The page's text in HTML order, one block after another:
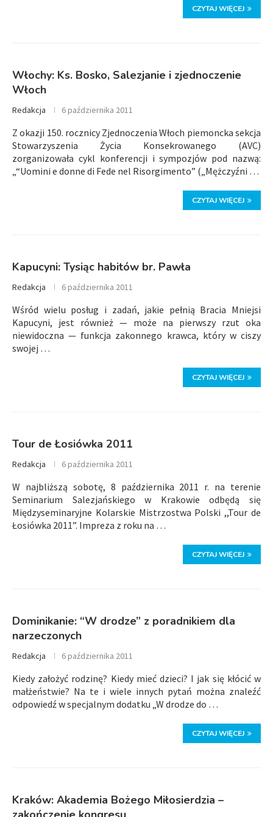
CZYTAJ WIĘCEJ
Włochy: Ks. Bosko, Salezjanie i zjednoczenie
Włoch
Redakcja 6 października 2011
Z okazji 150. rocznicy Zjednoczenia Włoch piemoncka sekcja
Stowarzyszenia Życia Konsekrowanego (AVC)
zorganizowała cykl konferencji i sympozjów pod nazwą:
„“Uomini e donne di Fede nel Risorgimento” („Mężczyźni …
CZYTAJ WIĘCEJ
Kapucyni: Tysiąc habitów br. Pawła
Redakcja 6 października 2011
Wśród wielu posług i zadań, jakie pełnią Bracia Mniejsi
Kapucyni, jest również — może na pierwszy rzut oka
niewidoczna — funkcja zakonnego krawca, który w ciszy
swojej …
CZYTAJ WIĘCEJ
Tour de Łosiówka 2011
Redakcja 6 października 2011
W najbliższą sobotę, 8 października 2011 r. na terenie
Seminarium Salezjańskiego w Krakowie odbędą się
Międzyseminaryjne Kolarskie Mistrzostwa Polski ,,Tour de
Łosiówka 2011”. Impreza z roku na …
CZYTAJ WIĘCEJ
Dominikanie: “W drodze” z poradnikiem dla
narzeczonych
Redakcja 6 października 2011
Kiedy założyć rodzinę? Kiedy mieć dzieci? I jak się kłócić w
małżeństwie? Na te i wiele innych pytań można znaleźć
odpowiedź w specjalnym dodatku „W drodze do …
CZYTAJ WIĘCEJ
Kraków: Akademia Bożego Miłosierdzia –